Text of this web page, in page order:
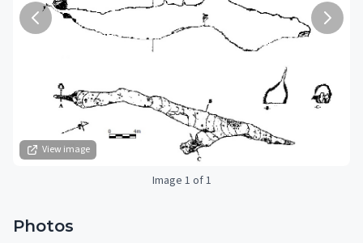
View image
Image 1 of 1
Photos